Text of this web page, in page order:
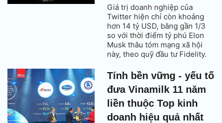
Giá trị doanh nghiệp của
Twitter hiện chỉ còn khoảng
hơn 14 tỷ USD, bằng gần 1/3
so với thời điểm tỷ phú Elon
Musk thâu tóm mạng xã hội
này, theo quỹ đầu tư Fidelity.
Tính bền vững - yếu tố
đưa Vinamilk 11 năm
liền thuộc Top kinh
doanh hiệu quả nhất